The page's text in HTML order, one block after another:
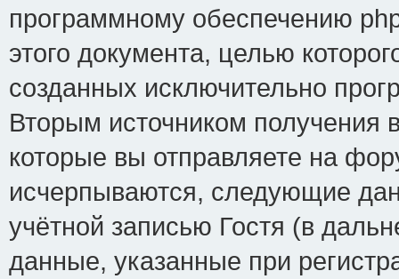
программному обеспечению
этого документа, целью
созданных исключительно
Вторым источником
которые вы отправляете на
исчерпываются, следующие
учётной записью Гостя (в
данные, указанные при